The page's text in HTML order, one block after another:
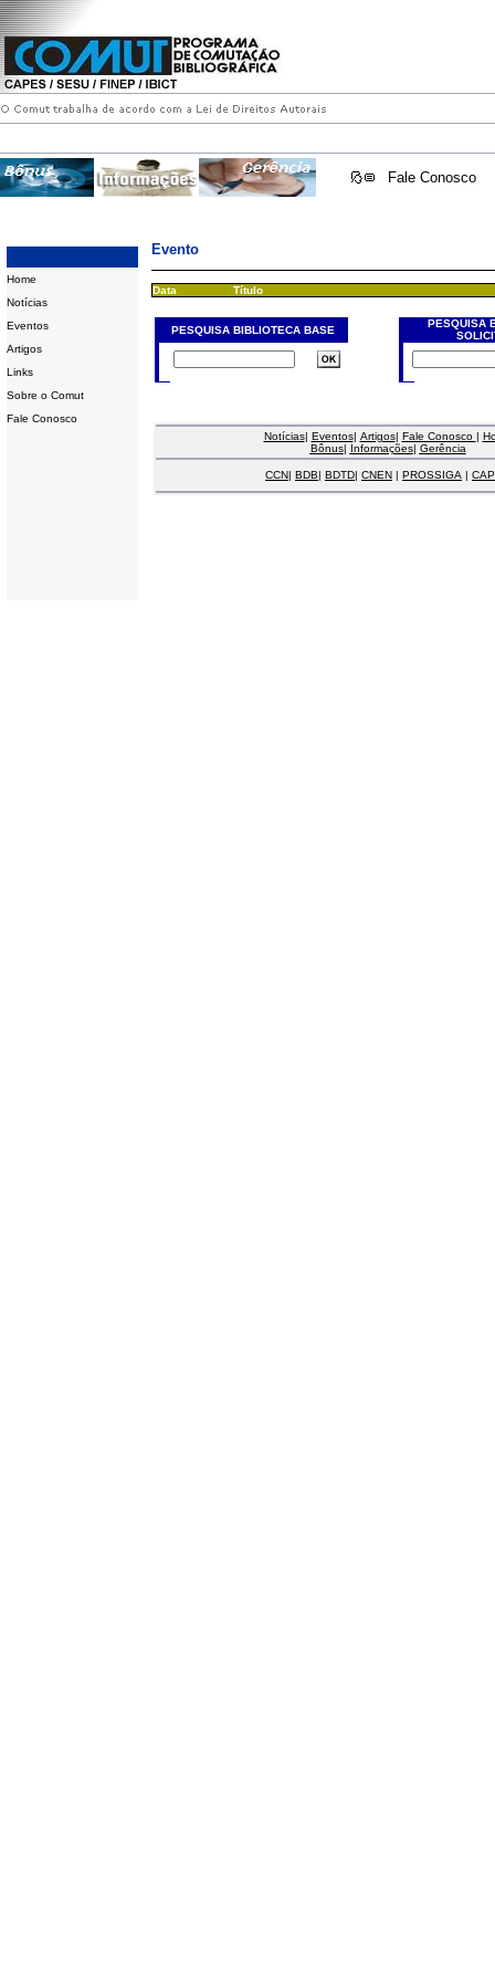
Fale Conosco
Home
Notícias
Eventos
Artigos
Links
Sobre o Comut
Fale Conosco
Evento
Data Título
PESQUISA BIBLIOTECA BASE
PESQUISA
Notícias| Eventos| Artigos| Fale Conosco |
Bônus| Informações| Gerência
CCN| BDB| BDTD| CNEN | PROSSIGA |